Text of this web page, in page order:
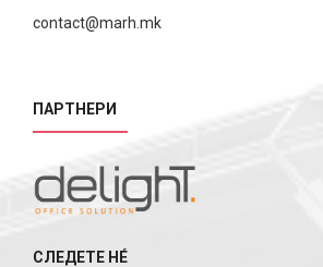
contact@marh.mk
ПАРТНЕРИ
СЛЕДЕТЕ НÉ